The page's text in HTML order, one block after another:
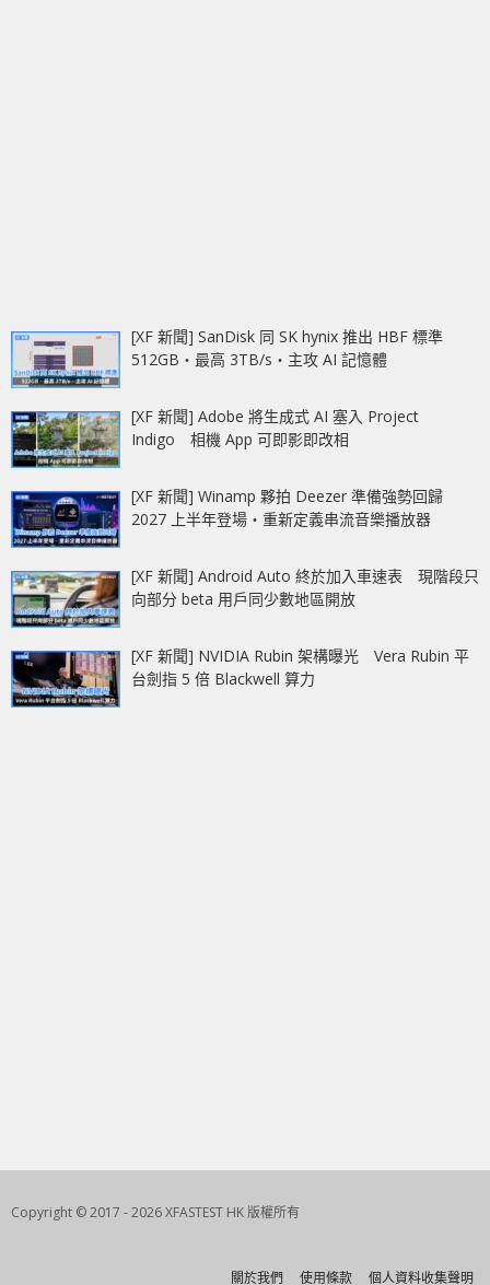
[XF 新聞] SanDisk 同 SK hynix 推出 HBF 標準
512GB‧最高 3TB/s‧主攻 AI 記憶體
[XF 新聞] Adobe 將生成式 AI 塞入 Project
Indigo 相機 App 可即影即改相
[XF 新聞] Winamp 夥拍 Deezer 準備強勢回歸
2027 上半年登場‧重新定義串流音樂播放器
[XF 新聞] Android Auto 終於加入車速表 現階段只
向部分 beta 用戶同少數地區開放
[XF 新聞] NVIDIA Rubin 架構曝光 Vera Rubin 平
台劍指 5 倍 Blackwell 算力
Copyright © 2017 - 2026 XFASTEST HK 版權所有
關於我們 使用條款 個人資料收集聲明